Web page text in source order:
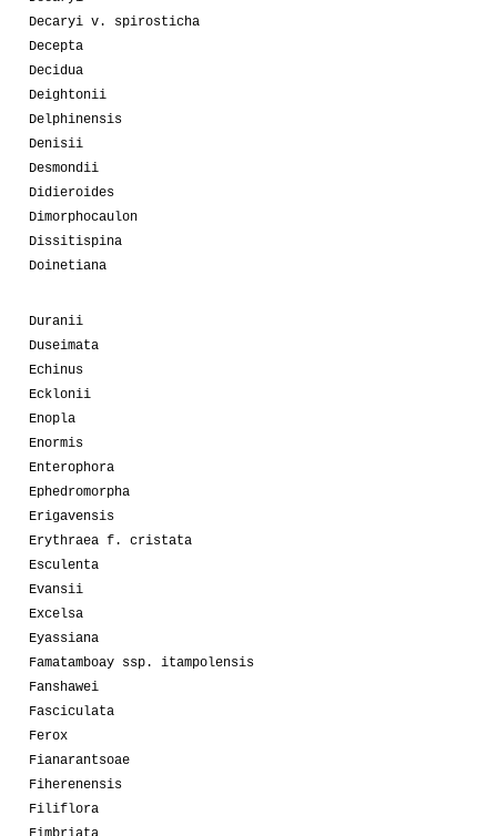
Decaryi v. spirosticha
Decepta
Decidua
Deightonii
Delphinensis
Denisii
Desmondii
Didieroides
Dimorphocaulon
Dissitispina
Doinetiana
Duranii
Duseimata
Echinus
Ecklonii
Enopla
Enormis
Enterophora
Ephedromorpha
Erigavensis
Erythraea f. cristata
Esculenta
Evansii
Excelsa
Eyassiana
Famatamboay ssp. itampolensis
Fanshawei
Fasciculata
Ferox
Fianarantsoae
Fiherenensis
Filiflora